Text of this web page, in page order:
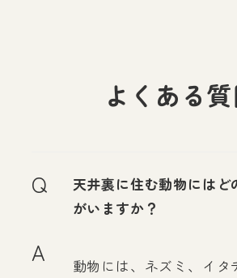
よくある
Q
天井裏に住む動物にはど
がいますか？
A
動物には、ネズミ、イタ